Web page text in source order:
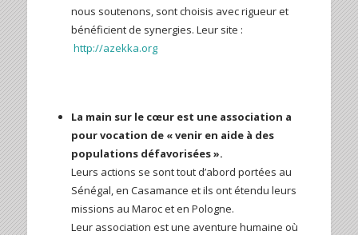
nous soutenons, sont choisis avec rigueur et
bénéficient de synergies. Leur site :
http://azekka.org
La main sur le cœur est une association a
pour vocation de « venir en aide à des
populations défavorisées ».
Leurs actions se sont tout d’abord portées au
Sénégal, en Casamance et ils ont étendu leurs
missions au Maroc et en Pologne.
Leur association est une aventure humaine où